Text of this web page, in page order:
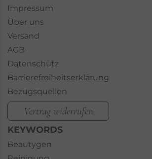
Impressum
Über uns
Versand
AGB
Datenschutz
Barrierefreiheitserklärung
Bezugsquellen
Vertrag widerrufen
KEYWORDS
Beautygen